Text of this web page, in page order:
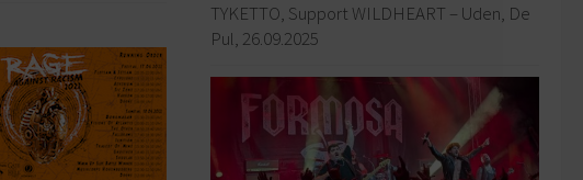
TYKETTO, Support WILDHEART – Uden, De
Pul, 26.09.2025